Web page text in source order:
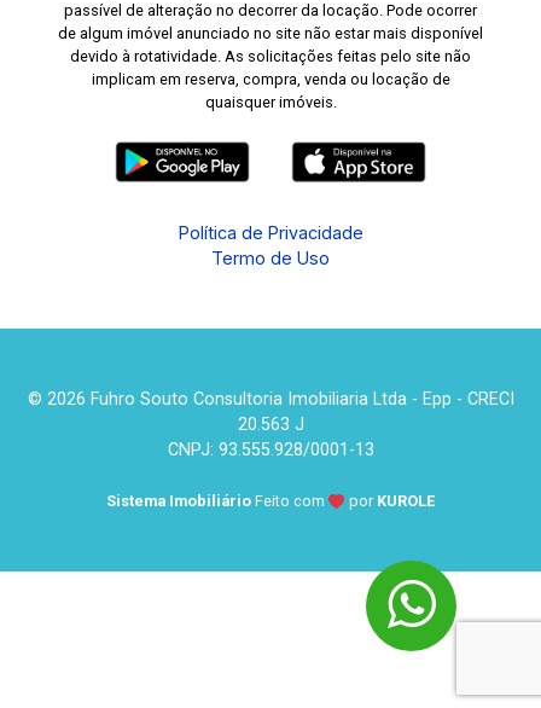
passível de alteração no decorrer da locação. Pode ocorrer
de algum imóvel anunciado no site não estar mais disponível
devido à rotatividade. As solicitações feitas pelo site não
implicam em reserva, compra, venda ou locação de
quaisquer imóveis.
Política de Privacidade
Termo de Uso
© 2026 Fuhro Souto Consultoria Imobiliaria Ltda - Epp - CRECI
20.563 J
CNPJ: 93.555.928/0001-13
Sistema Imobiliário Feito com por KUROLE